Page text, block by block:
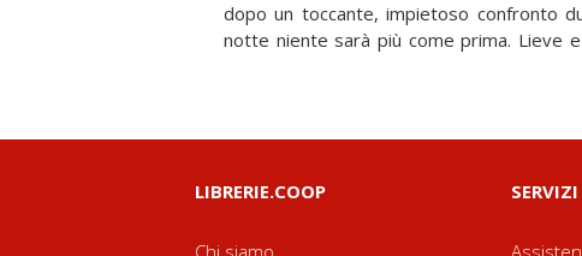
dopo un toccante, impietoso confronto
notte niente sarà più come prima. Lieve
LIBRERIE.COOP
Chi siamo
SERVIZI